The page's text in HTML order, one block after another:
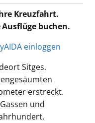
Kreuzfahrt.
buchen.
einloggen
Sitges.
erstreckt.
und